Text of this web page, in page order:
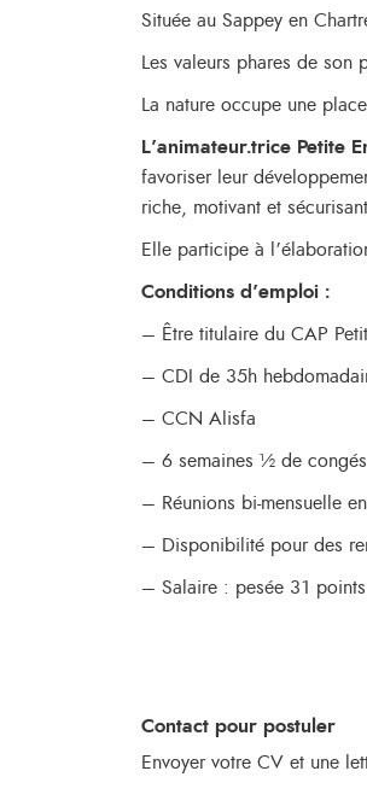
Située au Sappey en
Les valeurs phares de
La nature occupe une
L’animateur.trice Petite
favoriser leur
riche, motivant et sécurisant.
Elle participe à
Conditions d’emploi :
– Être titulaire du CAP
– CDI de 35h
– CCN Alisfa
– 6 semaines ½ de congés
– Réunions bi-mensuelle
– Disponibilité pour des
– Salaire : pesée 31
Contact pour postuler
Envoyer votre CV et une